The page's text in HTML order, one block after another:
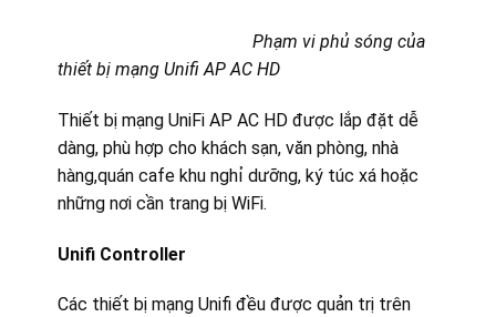
Phạm vi phủ sóng của
thiết bị mạng Unifi AP AC HD
Thiết bị mạng UniFi AP AC HD được lắp đặt dễ
dàng, phù hợp cho khách sạn, văn phòng, nhà
hàng,quán cafe khu nghỉ dưỡng, ký túc xá hoặc
những nơi cần trang bị WiFi.
Unifi Controller
Các thiết bị mạng Unifi đều được quản trị trên